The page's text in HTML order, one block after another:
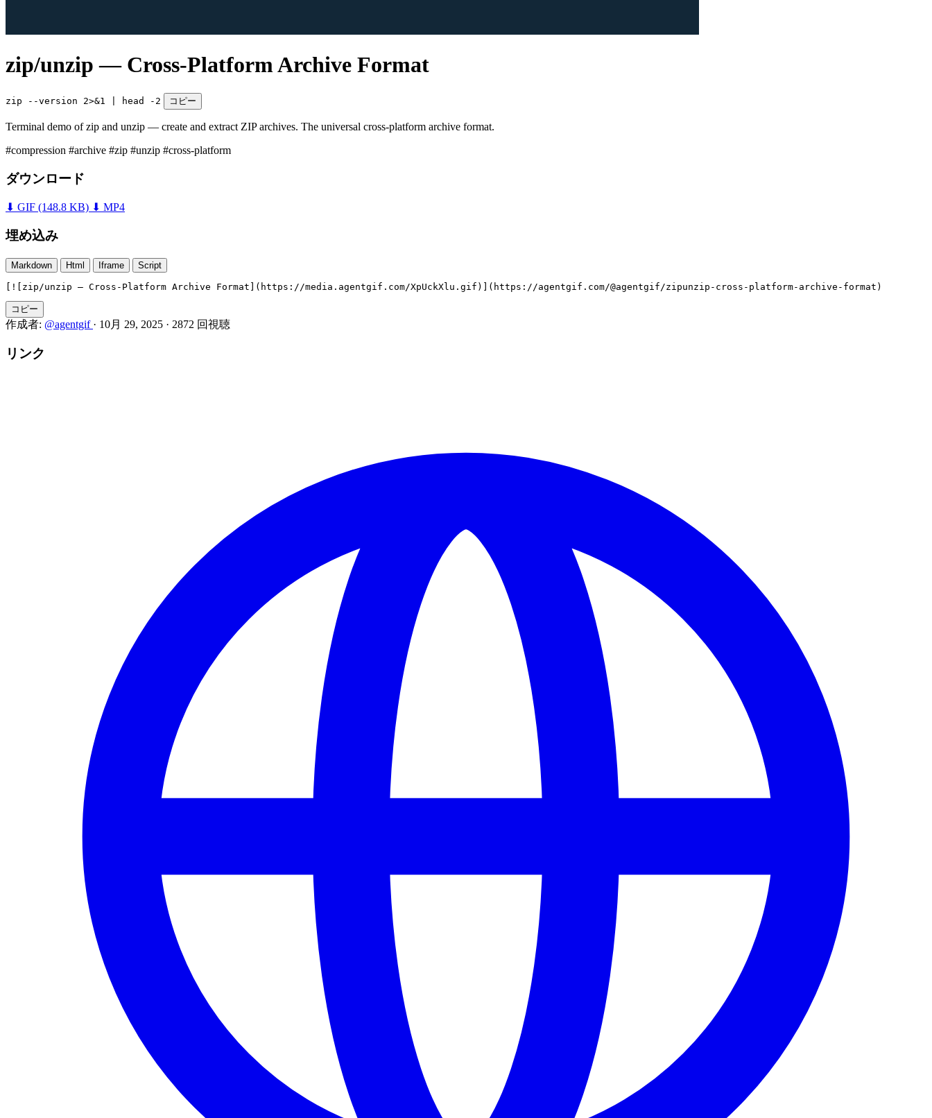
zip/unzip — Cross-Platform Archive Format
zip --version 2>&1 | head -2 コピー
Terminal demo of zip and unzip — create and extract ZIP archives. The universal cross-platform archive format.
#compression #archive #zip #unzip #cross-platform
ダウンロード
⬇ GIF (148.8 KB) ⬇ MP4
埋め込み
Markdown Html Iframe Script
[![zip/unzip — Cross-Platform Archive Format](https://media.agentgif.com/XpUckXlu.gif)](https://agentgif.com/@agentgif/zipunzip-cross-platform-archive-format)
コピー
作成者: @agentgif · 10月 29, 2025 · 2872 回視聴
リンク